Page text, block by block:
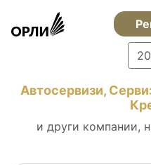
Автосервизи,
и други компании,